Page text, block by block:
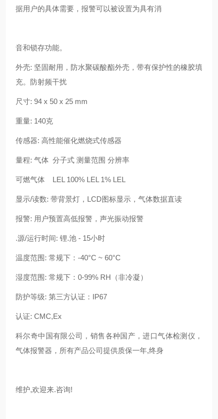
据用户的具体需要，报警可以被设置为具有消
音和锁存功能。
外壳: 坚固耐用，防水聚碳酸酯外壳，带有保护性的橡胶填
充。防射频干扰
尺寸: 94 x 50 x 25 mm
重量: 140克
传感器: 高性能催化燃烧式传感器
量程: 气体 分子式 测量范围 分辨率
可燃气体 LEL 100% LEL 1% LEL
显示/读数: 带背景灯，LCD图标显示，气体数据直读
报警: 用户预置高低报警，声光振动报警
.源/运行时间: 锂.池 - 15小时
温度范围: 常规下：-40°C ~ 60°C
湿度范围: 常规下：0-99% RH（非冷凝）
防护等级: 第三方认证：IP67
认证: CMC,Ex
科尔奇中国有限公司，销售各种国产，进口气体检测仪，
气体报警器，所有产品公司提供质保一年,终身
维护,欢迎来.咨询!